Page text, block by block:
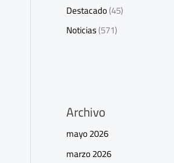
Destacado(45)
Noticias(571)
Archivo
mayo 2026
marzo 2026